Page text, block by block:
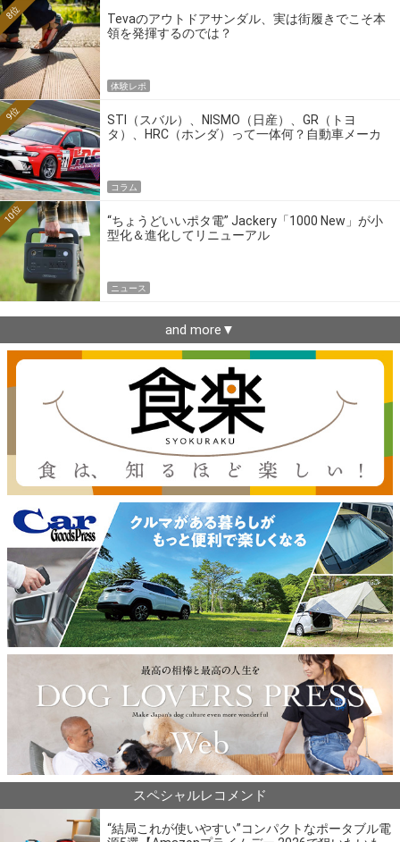
Tevaのアウトドアサンダル、実は街履きでこそ本
領を発揮するのでは？
8位
体験レポ
STI（スバル）、NISMO（日産）、GR（トヨ
タ）、HRC（ホンダ）って一体何？自動車メーカ
9位
コラム
“ちょうどいいポタ電” Jackery「1000 New」が小
型化＆進化してリニューアル
10位
ニュース
and more▼
スペシャルレコメンド
“結局これが使いやすい”コンパクトなポータブル電